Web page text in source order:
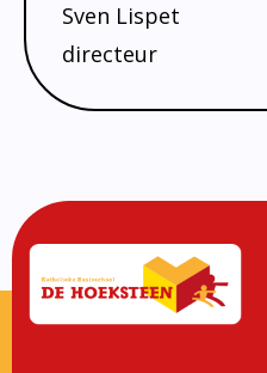
Sven Lispet
directeur